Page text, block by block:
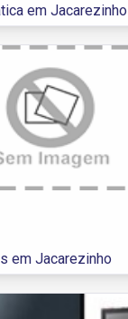
em Jacarezinho
em Jacarezinho